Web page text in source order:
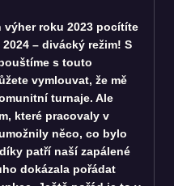
roku 2023 pocítíte
– divácký režim! S
s touto
vymlouvat, že mě
turnaje. Ale
které pracovaly v
něco, co bylo
patří naší zapálené
dokázala pořádat